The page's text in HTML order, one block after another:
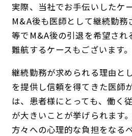
実際、当社でお手伝いしたケ
M&A後も医師として継続勤務
等でM&A後の引退を希望され
難航するケースもございます。
継続勤務が求められる理由と
を提供し信頼を得てきた医師
は、患者様にとっても、働く
が大きいことが挙げられます
方々への心理的な負担をなる